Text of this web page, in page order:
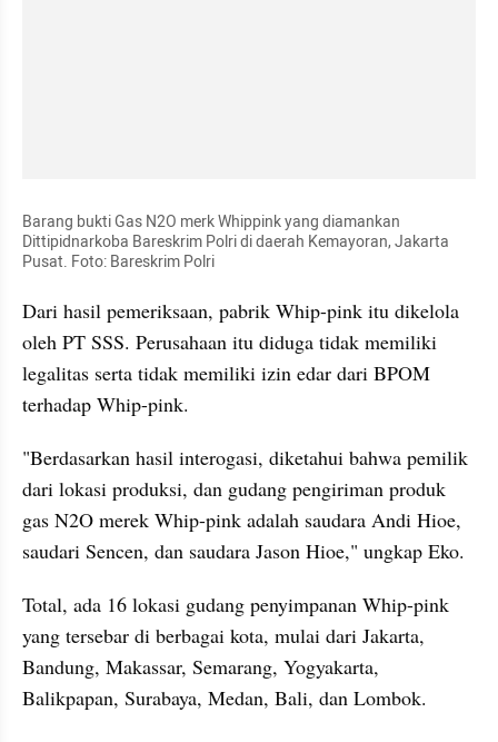
Barang bukti Gas N2O merk Whippink yang diamankan
Dittipidnarkoba Bareskrim Polri di daerah Kemayoran, Jakarta
Pusat. Foto: Bareskrim Polri
Dari hasil pemeriksaan, pabrik Whip-pink itu dikelola
oleh PT SSS. Perusahaan itu diduga tidak memiliki
legalitas serta tidak memiliki izin edar dari BPOM
terhadap Whip-pink.
"Berdasarkan hasil interogasi, diketahui bahwa pemilik
dari lokasi produksi, dan gudang pengiriman produk
gas N2O merek Whip-pink adalah saudara Andi Hioe,
saudari Sencen, dan saudara Jason Hioe," ungkap Eko.
Total, ada 16 lokasi gudang penyimpanan Whip-pink
yang tersebar di berbagai kota, mulai dari Jakarta,
Bandung, Makassar, Semarang, Yogyakarta,
Balikpapan, Surabaya, Medan, Bali, dan Lombok.